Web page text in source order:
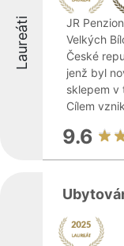
Laureáti
JR
Velkých
České
jenž byl
sklepem v
Cílem
9.6